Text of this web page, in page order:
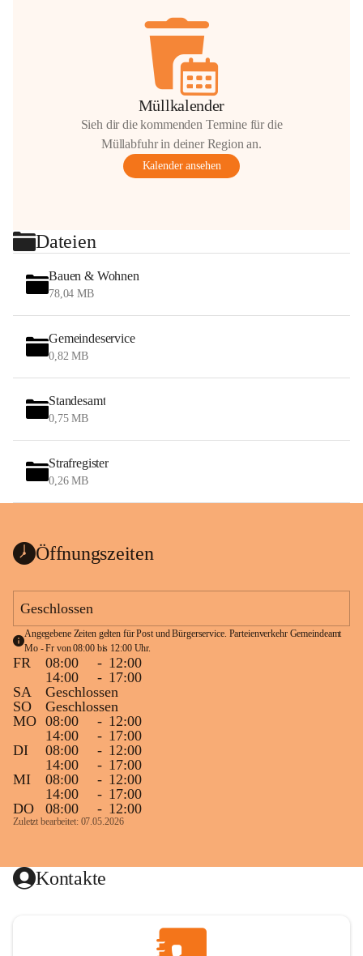
Müllkalender
Sieh dir die kommenden Termine für die
Müllabfuhr in deiner Region an.
Kalender ansehen
Dateien
Bauen & Wohnen
78,04 MB
Gemeindeservice
0,82 MB
Standesamt
0,75 MB
Strafregister
0,26 MB
Öffnungszeiten
Geschlossen
Angegebene Zeiten gelten für Post und Bürgerservice. Parteienverkehr Gemeindeamt
Mo - Fr von 08:00 bis 12:00 Uhr.
FR 08:00 - 12:00
14:00
- 17:00
SA
Geschlossen
SO
Geschlossen
MO 08:00 - 12:00
14:00
- 17:00
DI
08:00 - 12:00
14:00
- 17:00
MI
08:00 - 12:00
14:00
- 17:00
DO
08:00 - 12:00
Zuletzt bearbeitet: 07.05.2026
Kontakte